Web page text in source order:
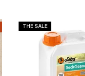
THE SALE